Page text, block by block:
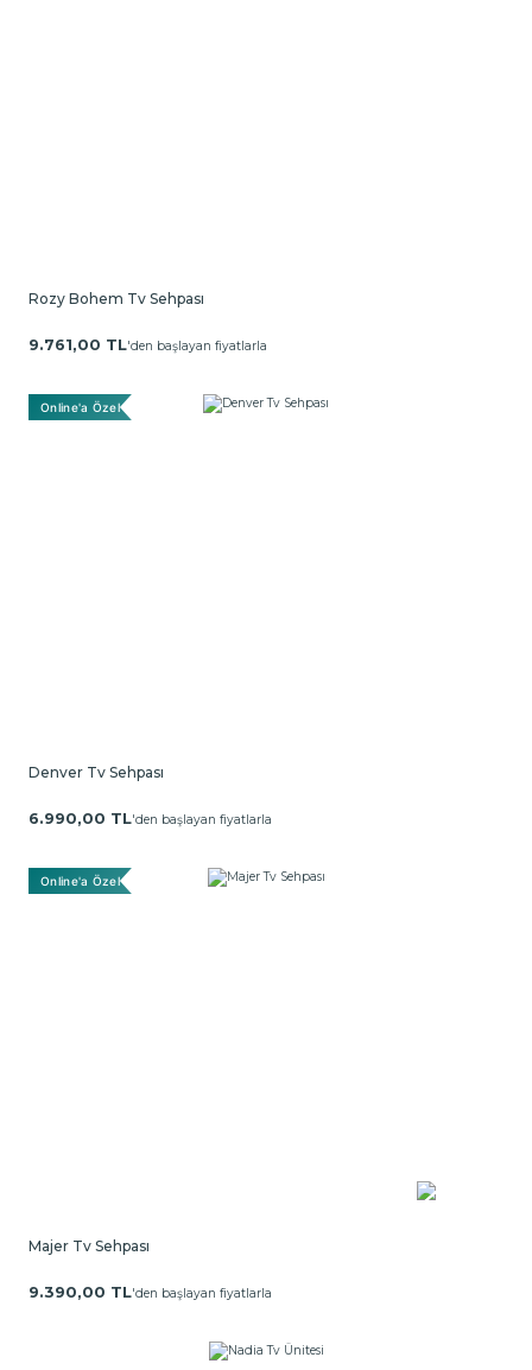
Rozy Bohem Tv Sehpası
9.761,00 TL'den başlayan fiyatlarla
Online'a Özel
Denver Tv Sehpası
6.990,00 TL'den başlayan fiyatlarla
Online'a Özel
Majer Tv Sehpası
9.390,00 TL'den başlayan fiyatlarla